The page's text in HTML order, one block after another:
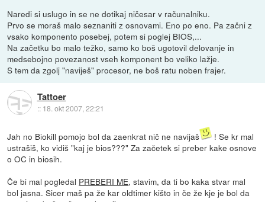
Naredi si uslugo in se ne dotikaj ničesar v računalniku.
Prvo se moraš malo seznaniti z osnovami. Eno po eno. Pa začni z
vsako komponento posebej, potem si poglej BIOS,...
Na začetku bo malo težko, samo ko boš ugotovil delovanje in
medsebojno povezanost vseh komponent bo veliko lažje.
S tem da zgolj "naviješ" procesor, ne boš ratu noben frajer.
Tattoer
:: 18. okt 2007, 22:21
Jah no Biokill pomojo bol da zaenkrat nič ne navijaš
! Se kr mal
ustrašiš, ko vidiš "kaj je bios???" Za začetek si preber kake osnove
o OC in biosih.
Če bi mal pogledal PREBERI ME, stavim, da ti bo kaka stvar mal
bol jasna. Sicer maš pa že kar oldtimer kišto in če že kje je bol da